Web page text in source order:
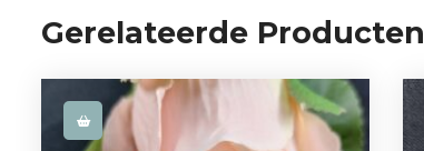
Gerelateerde Producten